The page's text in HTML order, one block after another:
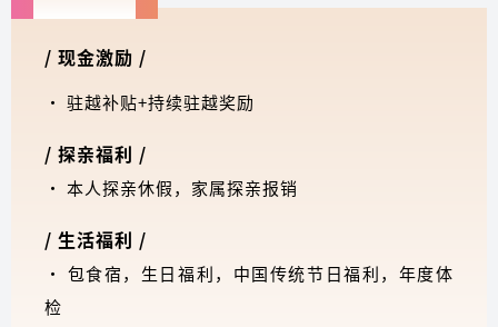
/ 现金激励 /
· 驻越补贴+持续驻越奖励
/ 探亲福利 /
· 本人探亲休假，家属探亲报销
/ 生活福利 /
· 包食宿，生日福利，中国传统节日福利，年度体
检